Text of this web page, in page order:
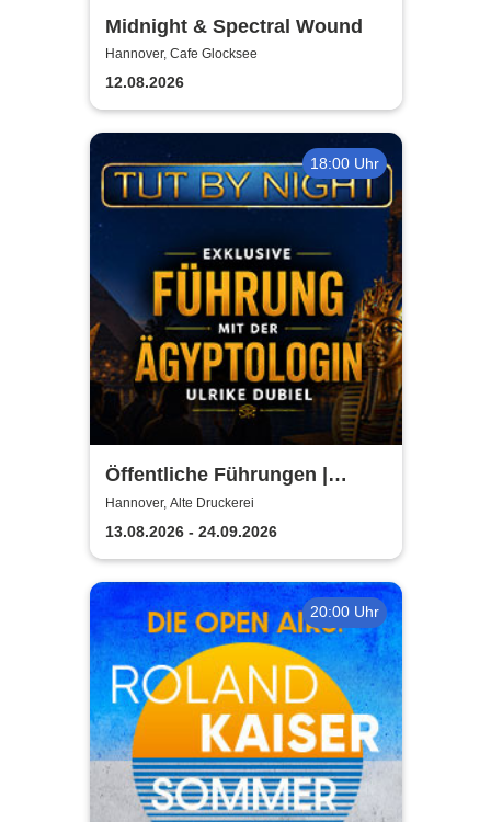
Midnight & Spectral Wound
Hannover, Cafe Glocksee
12.08.2026
18:00 Uhr
Öffentliche Führungen |
TUTANCHAMUN | Hannover -
Ein Immersives Abenteuer
Hannover, Alte Druckerei
13.08.2026 - 24.09.2026
20:00 Uhr